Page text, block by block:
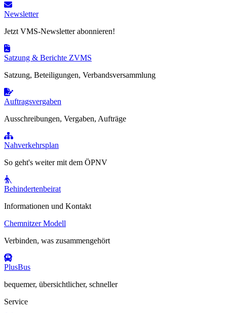
Newsletter
Jetzt VMS-Newsletter abonnieren!
Satzung & Berichte ZVMS
Satzung, Beteiligungen, Verbandsversammlung
Auftragsvergaben
Ausschreibungen, Vergaben, Aufträge
Nahverkehrsplan
So geht's weiter mit dem ÖPNV
Behindertenbeirat
Informationen und Kontakt
Chemnitzer Modell
Verbinden, was zusammengehört
PlusBus
bequemer, übersichtlicher, schneller
Service